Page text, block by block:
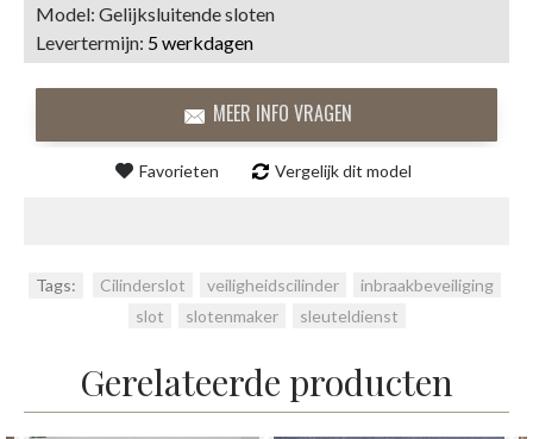
Model: Gelijksluitende sloten
Levertermijn: 5 werkdagen
MEER INFO VRAGEN
Favorieten Vergelijk dit model
Tags: Cilinderslot veiligheidscilinder inbraakbeveiliging
slot
slotenmaker sleuteldienst
Gerelateerde producten